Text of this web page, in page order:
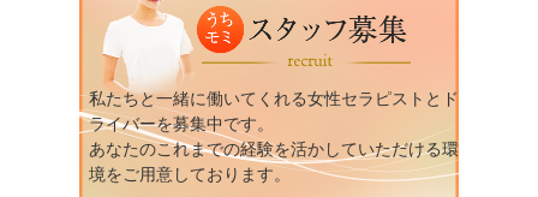
私たちと一緒に働いてくれる女性セラピストとド
ライバーを募集中です。
あなたのこれまでの経験を活かしていただける環
境をご用意しております。